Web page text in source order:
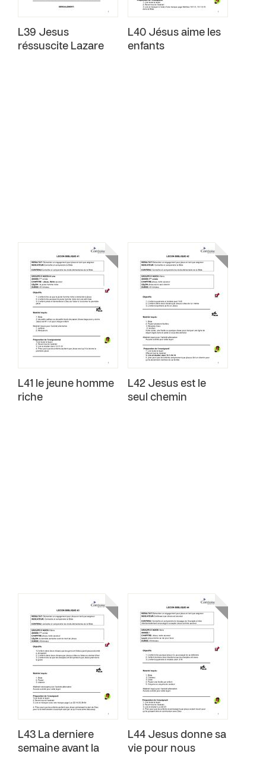
L39 Jesus
réssuscite Lazare
L40 Jésus aime les
enfants
L41 le jeune homme
riche
L42 Jesus est le
seul chemin
L43 La derniere
semaine avant la
L44 Jesus donne sa
vie pour nous